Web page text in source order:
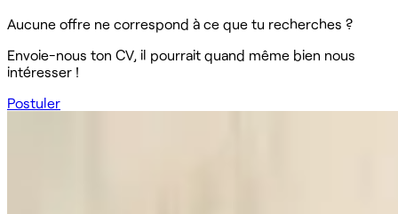
Aucune offre ne correspond à ce que tu recherches ?
Envoie-nous ton CV, il pourrait quand même bien nous
intéresser !
Postuler